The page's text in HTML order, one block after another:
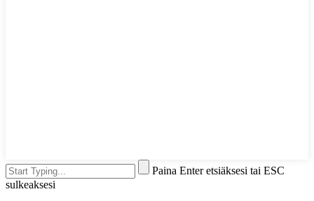
Paina Enter etsiäksesi tai ESC
sulkeaksesi